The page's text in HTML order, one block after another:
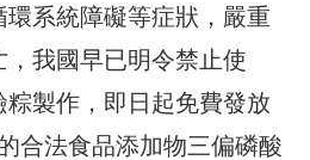
系統障礙等症狀，嚴重
我國早已明令禁止使
製作，即日起免費發放
合法食品添加物三偏磷酸